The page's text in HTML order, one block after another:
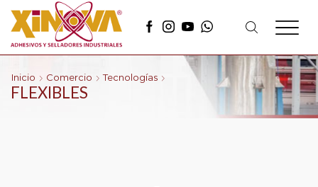
Inicio Comercio Tecnologías
FLEXIBLES